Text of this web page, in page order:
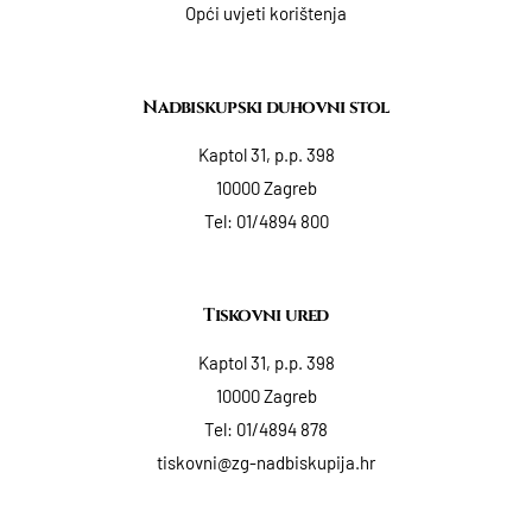
Opći uvjeti korištenja
Nadbiskupski duhovni stol
Kaptol 31, p.p. 398
10000 Zagreb
Tel: 01/4894 800
Tiskovni ured
Kaptol 31, p.p. 398
10000 Zagreb
Tel: 01/4894 878
tiskovni@zg-nadbiskupija.hr